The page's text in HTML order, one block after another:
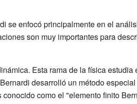
se enfocó principalmente en el
son muy importantes para
Esta rama de la física
desarrolló un método
como el "elemento finito